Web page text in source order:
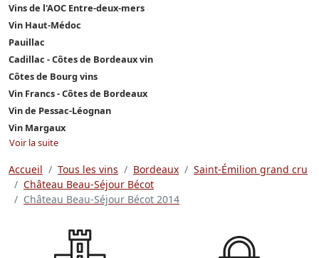
Vins de l'AOC Entre-deux-mers
Vin Haut-Médoc
Pauillac
Cadillac - Côtes de Bordeaux vin
Côtes de Bourg vins
Vin Francs - Côtes de Bordeaux
Vin de Pessac-Léognan
Vin Margaux
Voir la suite
Accueil Tous les vins Bordeaux
Saint-Émilion grand cru
Château Beau-Séjour Bécot
Château Beau-Séjour Bécot 2014